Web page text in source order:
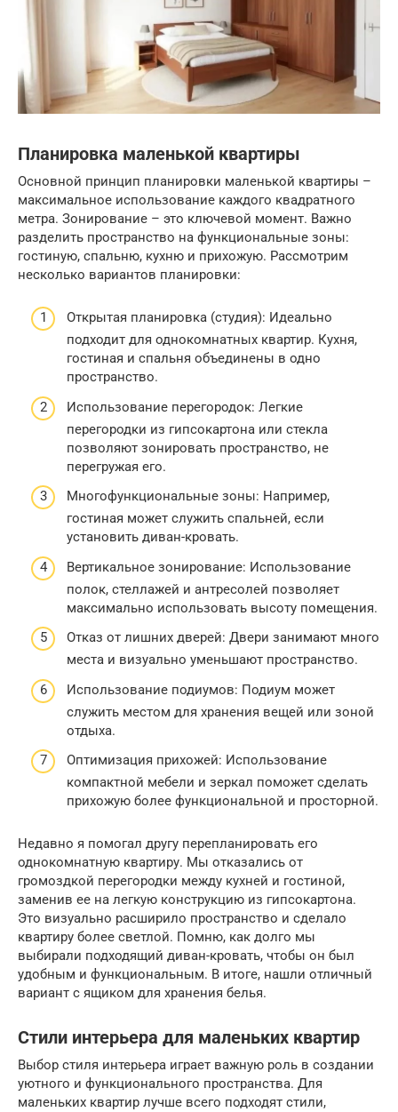
Планировка маленькой квартиры
Основной принцип планировки маленькой квартиры –
максимальное использование каждого квадратного
метра. Зонирование – это ключевой момент. Важно
разделить пространство на функциональные зоны:
гостиную, спальню, кухню и прихожую. Рассмотрим
несколько вариантов планировки:
Открытая планировка (студия): Идеально
подходит для однокомнатных квартир. Кухня,
гостиная и спальня объединены в одно
пространство.
Использование перегородок: Легкие
перегородки из гипсокартона или стекла
позволяют зонировать пространство, не
перегружая его.
Многофункциональные зоны: Например,
гостиная может служить спальней, если
установить диван-кровать.
Вертикальное зонирование: Использование
полок, стеллажей и антресолей позволяет
максимально использовать высоту помещения.
Отказ от лишних дверей: Двери занимают много
места и визуально уменьшают пространство.
Использование подиумов: Подиум может
служить местом для хранения вещей или зоной
отдыха.
Оптимизация прихожей: Использование
компактной мебели и зеркал поможет сделать
прихожую более функциональной и просторной.
Недавно я помогал другу перепланировать его
однокомнатную квартиру. Мы отказались от
громоздкой перегородки между кухней и гостиной,
заменив ее на легкую конструкцию из гипсокартона.
Это визуально расширило пространство и сделало
квартиру более светлой. Помню, как долго мы
выбирали подходящий диван-кровать, чтобы он был
удобным и функциональным. В итоге, нашли отличный
вариант с ящиком для хранения белья.
Стили интерьера для маленьких квартир
Выбор стиля интерьера играет важную роль в создании
уютного и функционального пространства. Для
маленьких квартир лучше всего подходят стили,